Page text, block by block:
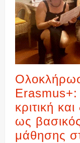
κριτική
ως
μάθησης